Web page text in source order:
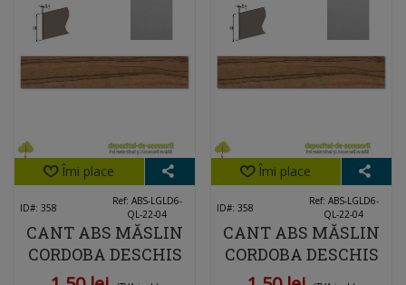
Îmi place
ID#: 358
Ref: ABS-LGLD6-
QL-22-04
CANT ABS MĂSLIN
CORDOBA DESCHIS
22MM X 0,4MM
Îmi place
ID#: 358
Ref: ABS-LGLD6-
QL-22-04
CANT ABS MĂSLIN
CORDOBA DESCHIS
22MM X 0,4MM